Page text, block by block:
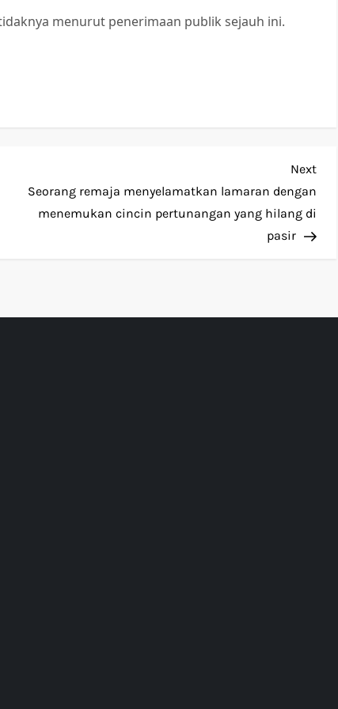
menurut penerimaan publik sejauh ini.
Next
Seorang remaja menyelamatkan lamaran dengan
menemukan cincin pertunangan yang hilang di
pasir